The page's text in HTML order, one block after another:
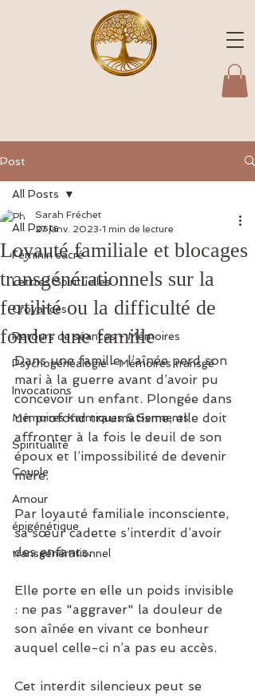
Post
All Posts
Féminin sacré
Lettres Spirituelles
Croyances
Retours de séances - Mémoires
Psychogénéalogie - Mémoires transgé
Invocations
Mémoires Karmiques & Serments
Spiritualité
Couple
Amour
épigénétique
transgénérationnel
All Posts
Loyauté familiale et blocages
transgénérationnels sur la
fertilité ou la difficulté de
fonder une famille
Sarah Fréchet
27 janv. 2023 1 min de lecture
Dans une famille, l’aînée perd son
mari à la guerre avant d’avoir pu
concevoir un enfant. Plongée dans
un profond traumatisme, elle doit
affronter à la fois le deuil de son
époux et l’impossibilité de devenir
mère.
Par loyauté familiale inconsciente,
sa sœur cadette s’interdit d’avoir
des enfants.
Elle porte en elle un poids invisible
: ne pas "aggraver" la douleur de
son aînée en vivant ce bonheur
auquel celle-ci n’a pas eu accès.
Cet interdit silencieux peut se